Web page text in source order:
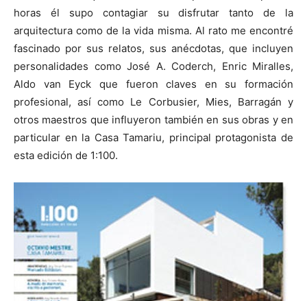
horas él supo contagiar su disfrutar tanto de la
arquitectura como de la vida misma. Al rato me encontré
fascinado por sus relatos, sus anécdotas, que incluyen
personalidades como José A. Coderch, Enric Miralles,
Aldo van Eyck que fueron claves en su formación
profesional, así como Le Corbusier, Mies, Barragán y
otros maestros que influyeron también en sus obras y en
particular en la Casa Tamariu, principal protagonista de
esta edición de 1:100.